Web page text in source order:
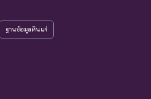
ฐานข้อมูลหินแร่